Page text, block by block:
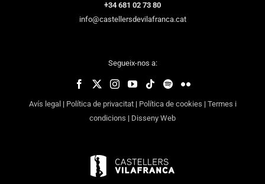
+34 681 02 73 80
info@castellersdevilafranca.cat
Segueix-nos a:
Avís legal | Política de privacitat| Política de cookies | Termes i
condicions | Disseny Web